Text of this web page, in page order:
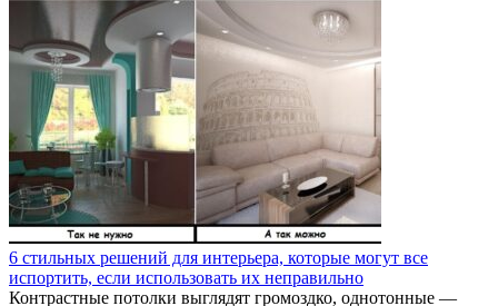
6 стильных решений для интерьера, которые могут все
испортить, если использовать их неправильно
Контрастные потолки выглядят громоздко, однотонные —